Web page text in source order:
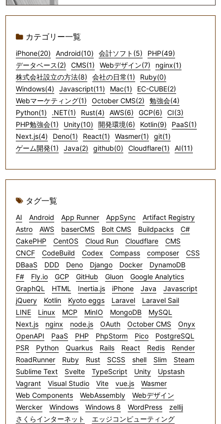
カテゴリー一覧
iPhone(20) Android(10) 会計ソフト(5)
PHP(49)
データベース(2)
CMS(1) Webデザイン(7)
nginx(1)
株式会社設立の方法(8)
会社の日常(1)
Ruby(0)
Windows(4)
Javascript(11) Mac(1)
EC-CUBE(2)
Webマーケティング(1)
October CMS(2)
勉強会(4)
Python(1)
.NET(1) Rust(4) AWS(6) GCP(6)
CI(3)
PHP勉強会(1)
Unity(10) 開発環境(6) Kotlin(9)
PaaS(1)
Next.js(4)
Deno(1) React(1) Wasmer(1)
git(1)
ゲーム開発(1)
Java(2) github(0) Cloudflare(1) AI(11)
タグ一覧
AI Android App Runner AppSync
Artifact Registry
Astro
AWS baserCMS Bolt CMS Buildpacks
C#
CakePHP
CentOS Cloud Run Cloudflare
CMS
CNCF
CodeBuild Codex Compass composer
CSS
DBaaS
DDD Deno Django Docker
DynamoDB
F#
Fly.io GCP GitHub Gluon
Google Analytics
GraphQL
HTML Inertia.js iPhone Java
Javascript
jQuery
Kotlin Kyoto eggs Laravel
Laravel Sail
LINE
Linux MCP MinIO MongoDB
MySQL
Next.js
nginx node.js OAuth October CMS
Onyx
OpenAPI
PaaS PHP PhpStorm Pico
PostgreSQL
PSR
Python Quarkus Rails React Redis
Render
RoadRunner
Ruby Rust SCSS shell Slim
Steam
Sublime Text
Svelte TypeScript Unity
Upstash
Vagrant
Visual Studio Vite vue.js
Wasmer
Web Components
WebAssembly
Webデザイン
Wercker
Windows Windows 8 WordPress
zellij
さくらインターネット
エッジコンピューティング